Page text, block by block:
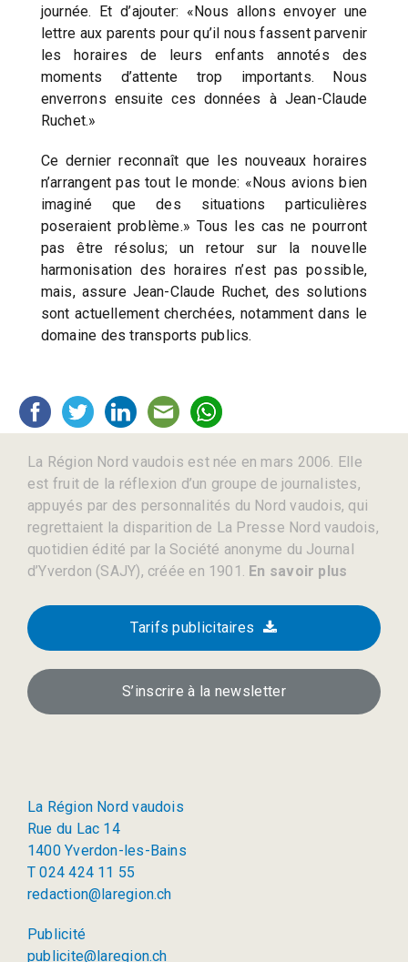
journée. Et d’ajouter: «Nous allons envoyer une
lettre aux parents pour qu’il nous fassent parvenir
les horaires de leurs enfants annotés des
moments d’attente trop importants. Nous
enverrons ensuite ces données à Jean-Claude
Ruchet.»
Ce dernier reconnaît que les nouveaux horaires
n’arrangent pas tout le monde: «Nous avions bien
imaginé que des situations particulières
poseraient problème.» Tous les cas ne pourront
pas être résolus; un retour sur la nouvelle
harmonisation des horaires n’est pas possible,
mais, assure Jean-Claude Ruchet, des solutions
sont actuellement cherchées, notamment dans le
domaine des transports publics.
La Région Nord vaudois est née en mars 2006. Elle
est fruit de la réflexion d’un groupe de journalistes,
appuyés par des personnalités du Nord vaudois, qui
regrettaient la disparition de La Presse Nord vaudois,
quotidien édité par la Société anonyme du Journal
d’Yverdon (SAJY), créée en 1901. En savoir plus
Tarifs publicitaires
S’inscrire à la newsletter
La Région Nord vaudois
Rue du Lac 14
1400 Yverdon-les-Bains
T 024 424 11 55
redaction@laregion.ch
Publicité
publicite@laregion.ch